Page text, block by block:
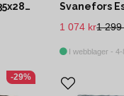
Svanefors Estelle Gardin 2-pack Nougat 135x280 cm
1 299
1 074 kr
I webblager - 4-
-29%